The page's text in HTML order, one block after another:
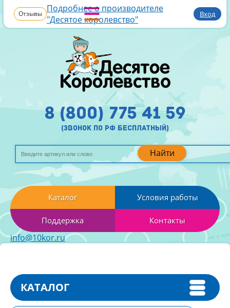
Отзывы Подробнее о производителе
"Десятое королевство"
Вход
Найти
8 (800) 775 41 59
(звонок по рф бесплатный)
Каталог Условия работы
Поддержка Контакты
info@10kor.ru
КАТАЛОГ